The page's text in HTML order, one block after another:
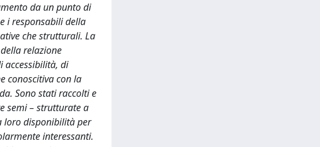
da un punto di
i responsabili della
che strutturali. La
relazione
accessibilità, di
conoscitiva con la
Sono stati raccolti e
semi – strutturate a
loro disponibilità per
interessanti.